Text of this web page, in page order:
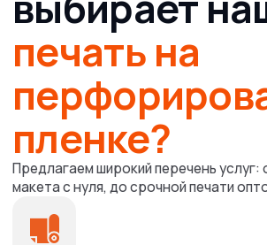
Брендирование транспорта — наружная рекламная
пленка для фирменных корпоративных парков
и городских автобусов.
Оформление входных групп
и окон салонов,
магазинов, точек продаж — под промо, акции, сезонные
витрины.
Корпоративные сувениры , брендированные подарки
для партнёров и клиентов.
Вам нужен нестандартный размер? Менеджер
просчитает варианты, поможет сформировать
оптовое или серийное решение под ваш бюджет —
компаний любой отрасли.